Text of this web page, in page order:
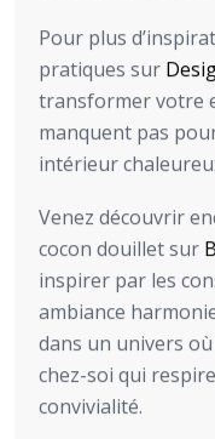
Pour plus
pratiques sur
transformer votre
manquent pas
intérieur
Venez découvrir
cocon douillet sur
inspirer par les
ambiance
dans un univers
chez-soi qui
convivialité.